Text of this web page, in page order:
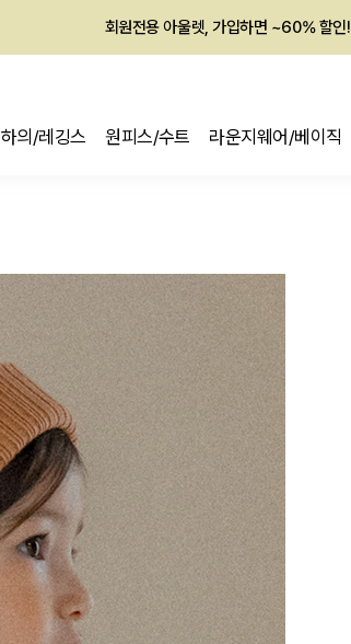
회원전용 아울렛, 가입하면 ~60% 할인!
하의/레깅스 원피스/수트 라운지웨어/베이직